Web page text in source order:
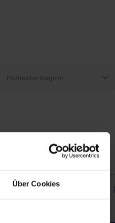
Über Cookies